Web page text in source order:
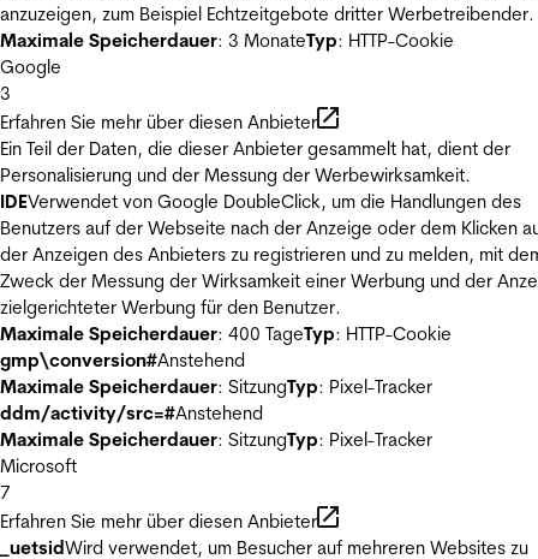
anzuzeigen, zum Beispiel Echtzeitgebote dritter Werbetreibender.
Maximale Speicherdauer: 3 MonateTyp: HTTP-Cookie
Google
3
Erfahren Sie mehr über diesen Anbieter
Ein Teil der Daten, die dieser Anbieter gesammelt hat, dient der
Personalisierung und der Messung der Werbewirksamkeit.
IDEVerwendet von Google DoubleClick, um die Handlungen des
Benutzers auf der Webseite nach der Anzeige oder dem Klicken
der Anzeigen des Anbieters zu registrieren und zu melden, mit
Zweck der Messung der Wirksamkeit einer Werbung und der
zielgerichteter Werbung für den Benutzer.
Maximale Speicherdauer: 400 TageTyp: HTTP-Cookie
gmp\conversion#Anstehend
Maximale Speicherdauer: SitzungTyp: Pixel-Tracker
ddm/activity/src=#Anstehend
Maximale Speicherdauer: SitzungTyp: Pixel-Tracker
Microsoft
7
Erfahren Sie mehr über diesen Anbieter
_uetsidWird verwendet, um Besucher auf mehreren Websites zu